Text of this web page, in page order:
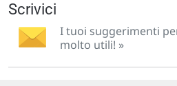
Scrivici
I tuoi suggerimenti
molto utili! »